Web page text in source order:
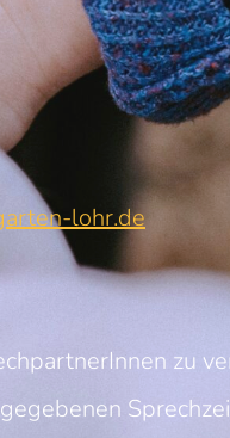
lohr.de
zu